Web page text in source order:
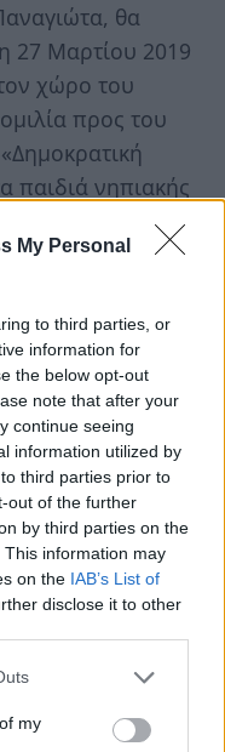
My Personal
to third parties, or
information for
the below opt-out
note that after your
continue seeing
information utilized by
third parties prior to
out of the further
by third parties on the
This information may
on the IAB’s List of
disclose it to other
my
θα
27 Μαρτίου 2019
χώρο του
προς του
παιδιά νηπιακής
Παπαδοπούλου
Φοιτητών του
κ. Ιωάννα
στο
Πελοποννήσου
με τίτλο:
την Πέμπτη
το απόγευμα.